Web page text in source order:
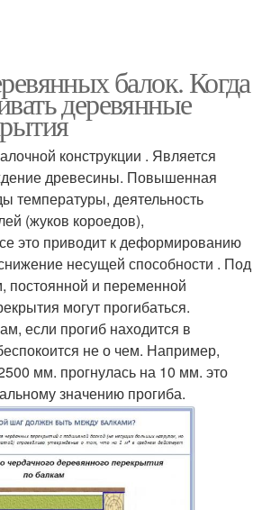
балок. Когда
деревянные
конструкции . Является
древесины. Повышенная
температуры, деятельность
(жуков короедов),
это приводит к деформированию
несущей способности . Под
постоянной и переменной
могут прогибаться.
если прогиб находится в
не о чем. Например,
мм. прогнулась на 10 мм. это
значению прогиба.